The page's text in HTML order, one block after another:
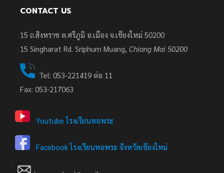
CONTACT US
15 ถ.สิงหราช ต.ศรีภูมิ อ.เมือง จ.เชียงใหม่ 50200
15 Singharat Rd. Sriphum Muang, Chiang Mai 50200
Tel: 053-221419 ต่อ 11
Fax: 053-217063
Youtube โรงเรียนหอพระ
Facebook โรงเรียนหอพระ จังหวัดเชียงใหม่